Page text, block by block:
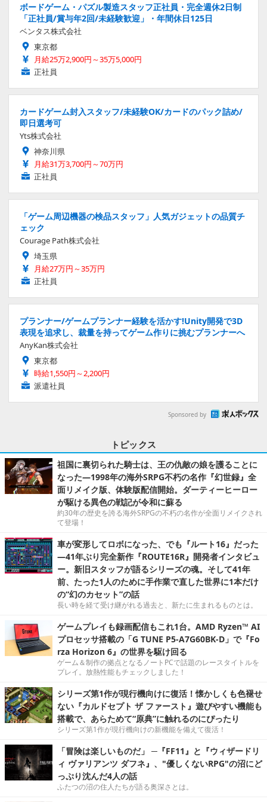
ボードゲーム・パズル製造スタッフ正社員・完全週休2日制
「正社員/賞与年2回/未経験歓迎」・年間休日125日
ベンタス株式会社
東京都
月給25万2,900円～35万5,000円
正社員
カードゲーム封入スタッフ/未経験OK/カードのパック詰め/
即日選考可
Yts株式会社
神奈川県
月給31万3,700円～70万円
正社員
「ゲーム周辺機器の検品スタッフ」人気ガジェットの品質チ
ェック
Courage Path株式会社
埼玉県
月給27万円～35万円
正社員
プランナー/ゲームプランナー経験を活かす!Unity開発で3D
表現を追求し、裁量を持ってゲーム作りに挑むプランナーへ
AnyKan株式会社
東京都
時給1,550円～2,200円
派遣社員
Sponsored by
トピックス
祖国に裏切られた騎士は、王の仇敵の娘を護ることに
なった―1998年の海外SRPG不朽の名作『幻世録』全
面リメイク版、体験版配信開始。ダーティーヒーロー
が駆ける異色の戦記が令和に蘇る
約30年の歴史を誇る海外SRPGの不朽の名作が全面リメイクされ
て登場！
車が変形してロボになった、でも『ルート16』だった
―41年ぶり完全新作『ROUTE16R』開発者インタビュ
ー。新旧スタッフが語るシリーズの魂。そして41年
前、たった1人のために手作業で直した世界に1本だけ
の“幻のカセット”の話
長い時を経て受け継がれる過去と、新たに生まれるものとは。
ゲームプレイも録画配信もこれ1台。AMD Ryzen™ AI
プロセッサ搭載の「G TUNE P5-A7G60BK-D」で『Fo
rza Horizon 6』の世界を駆け回る
ゲーム＆制作の拠点となるノートPCで話題のレースタイトルを
プレイ。放熱性能もチェックしました！
シリーズ第1作が現行機向けに復活！懐かしくも色褪せ
ない『カルドセプト ザ ファースト』遊びやすい機能も
搭載で、あらためて“原典”に触れるのにぴったり
シリーズ第1作が現行機向けの新機能を備えて復活！
「冒険は楽しいものだ」 ─『FF11』と『ウィザードリ
ィ ヴァリアンツ ダフネ』、"優しくないRPG"の沼にど
っぷり沈んだ4人の話
ふたつの沼の住人たちが語る奥深さとは。